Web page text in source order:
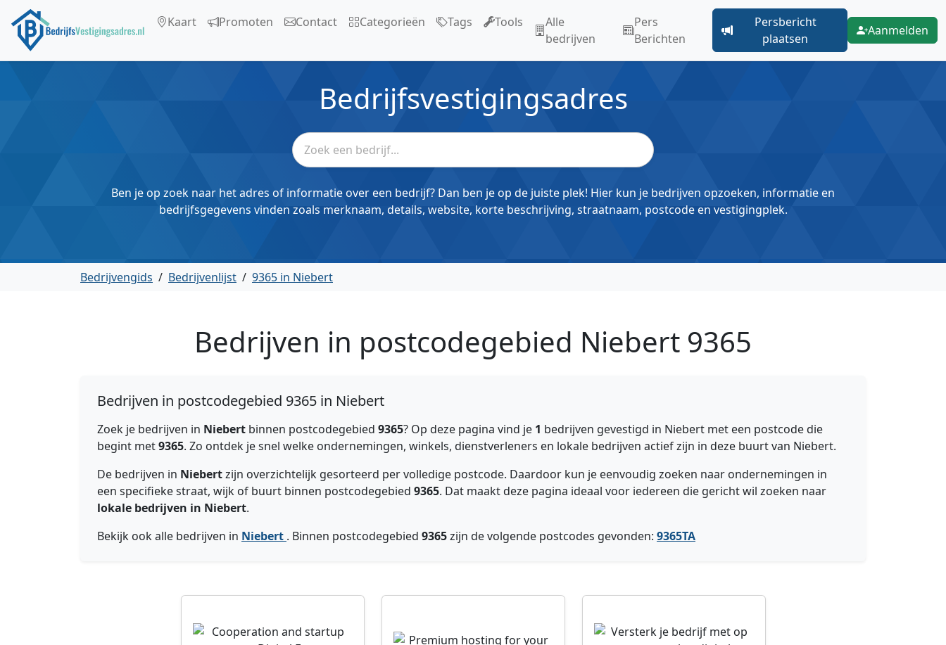
Kaart Promoten Contact Categorieën Tags Tools
Alle
bedrijven
Pers
Berichten
Persbericht
plaatsen
Aanmelden
Bedrijfsvestigingsadres
Ben je op zoek naar het adres of informatie over een bedrijf? Dan ben je op de juiste plek! Hier kun je bedrijven opzoeken, informatie en
bedrijfsgegevens vinden zoals merknaam, details, website, korte beschrijving, straatnaam, postcode en vestigingplek.
Bedrijvengids / Bedrijvenlijst / 9365 in Niebert
Bedrijven in postcodegebied Niebert 9365
Bedrijven in postcodegebied 9365 in Niebert
Zoek je bedrijven in Niebert binnen postcodegebied 9365? Op deze pagina vind je 1 bedrijven gevestigd in Niebert met een postcode die
begint met9365. Zo ontdek je snel welke ondernemingen, winkels, dienstverleners en lokale bedrijven actief zijn in deze buurt van Niebert.
De bedrijven in Niebertzijn overzichtelijk gesorteerd per volledige postcode. Daardoor kun je eenvoudig zoeken naar ondernemingen in
een specifieke straat, wijk of buurt binnen postcodegebied 9365. Dat maakt deze pagina ideaal voor iedereen die gericht wil zoeken naar
lokale bedrijven in Niebert.
Bekijk ook alle bedrijven in Niebert . Binnen postcodegebied 9365zijn de volgende postcodes gevonden: 9365TA